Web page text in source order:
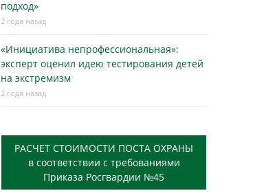
подход»
2 года назад
«Инициатива непрофессиональная»:
эксперт оценил идею тестирования детей
на экстремизм
2 года назад
РАСЧЕТ СТОИМОСТИ ПОСТА ОХРАНЫ
в соответствии с требованиями
Приказа Росгвардии №45